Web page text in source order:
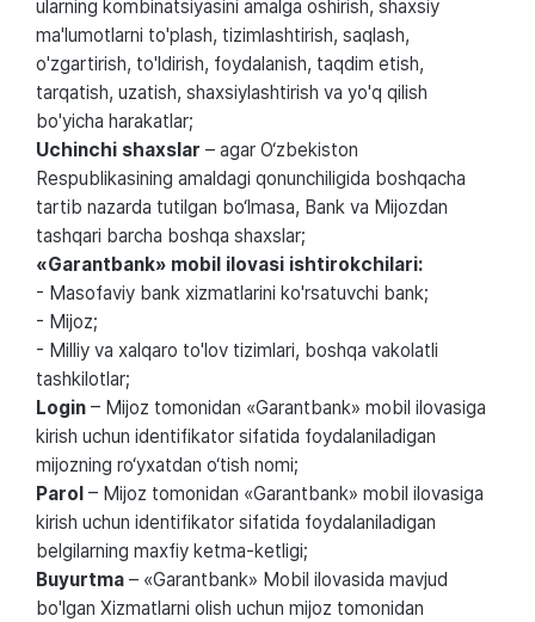
ularning kombinatsiyasini amalga oshirish, shaxsiy
ma'lumotlarni to'plash, tizimlashtirish, saqlash,
o'zgartirish, to'ldirish, foydalanish, taqdim etish,
tarqatish, uzatish, shaxsiylashtirish va yo'q qilish
bo'yicha harakatlar;
Uchinchi shaxslar – agar O‘zbekiston
Respublikasining amaldagi qonunchiligida boshqacha
tartib nazarda tutilgan bo‘lmasa, Bank va Mijozdan
tashqari barcha boshqa shaxslar;
«Garantbank» mobil ilovasi ishtirokchilari:
- Masofaviy bank xizmatlarini ko'rsatuvchi bank;
- Mijoz;
- Milliy va xalqaro to'lov tizimlari, boshqa vakolatli
tashkilotlar;
Login – Mijoz tomonidan «Garantbank» mobil ilovasiga
kirish uchun identifikator sifatida foydalaniladigan
mijozning ro‘yxatdan o‘tish nomi;
Parol – Mijoz tomonidan «Garantbank» mobil ilovasiga
kirish uchun identifikator sifatida foydalaniladigan
belgilarning maxfiy ketma-ketligi;
Buyurtma – «Garantbank» Mobil ilovasida mavjud
bo'lgan Xizmatlarni olish uchun mijoz tomonidan